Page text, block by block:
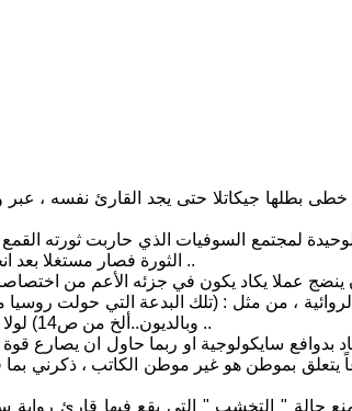
بطلها جيكاتلا حتى يجد القارئ نفسه ، عبر
لمجتمع السوفيات الذي حاربت ثورته
الثورة فصار مستغلا بعد انحرافات الثورة . وفي كل الاحوال كان " البوليس " سيد المواقف ومحركها ..
ينضج عملا يكاد يكون في جزئه الأعم من
، من مثل : (تلك البدعة التي حولت
وبالديون..ألخ من ص14) لولا تداركه مثل هذه الحفرة التي واجهها في أكثر من مكان في مجموع العمل ..
بدوافع سايكولوجية او ربما حاول ان يصارع
يتعلق بموطن هو غير موطن الكاتب ، ذكرني بما
حالة " التخشب " التي يقع فيها قارئ رواية